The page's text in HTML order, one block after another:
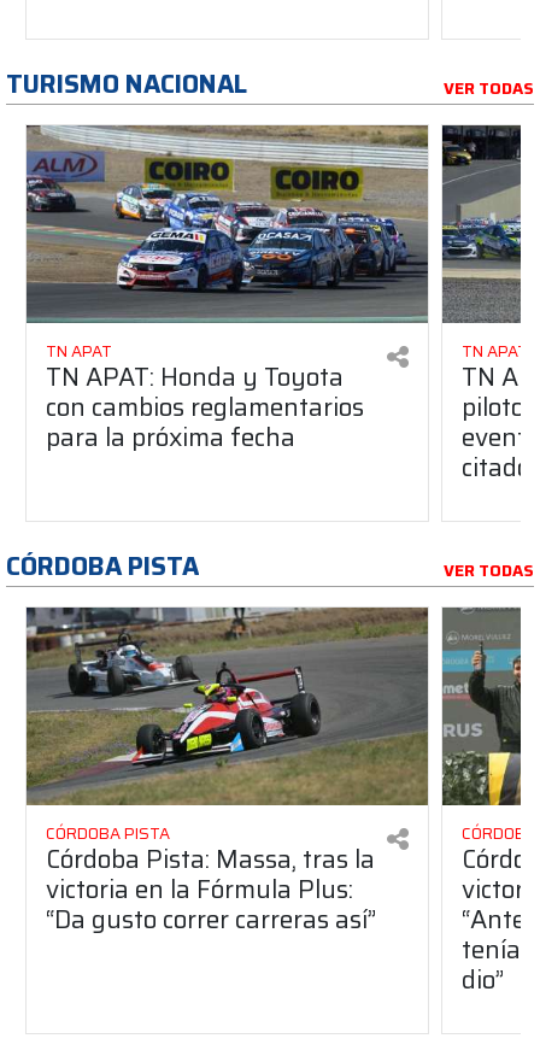
TURISMO NACIONAL VER TODAS
TN APAT
TN APAT: Honda y Toyota
con cambios reglamentarios
para la próxima fecha
TN APAT
TN
piloto
citado
CÓRDOBA PISTA VER TODAS
CÓRDOBA PISTA
Córdoba Pista: Massa, tras la
victoria en la Fórmula Plus:
“Da gusto correr carreras así”
dio”